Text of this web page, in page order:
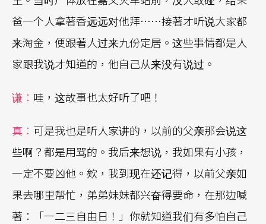
爸一个人拿著香远远对他拜……接著才听说大家都
来淘金，便跟著人过来九份定居。这些事情都是人
家跟我说才知道的，他自己从来没有说过。
谦： 哇，这故事也太好听了吧！
真： 可是我也是听人家讲的，以前的父亲那会说这
些啊？都是用骂的。我后来想说，我如果有小孩，
一定不要凶他。欸，我到现在还记得，以前父亲如
果去哪里帮忙，弟弟妹妹都兴奋得要命，在那边喊
著：「一二三自由日！」你就知道我们有多怕自己